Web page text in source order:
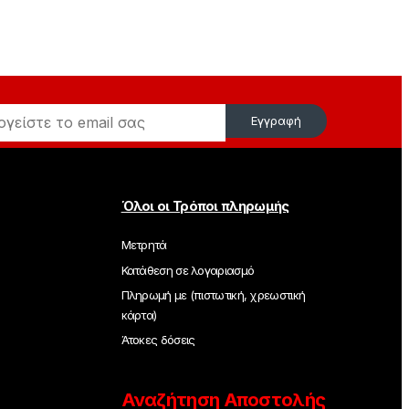
Εγγραφή
Όλοι οι Τρόποι πληρωμής
Μετρητά
Κατάθεση σε λογαριασμό
Πληρωμή με (πιστωτική, χρεωστική
κάρτα)
Άτοκες δόσεις
Αναζήτηση Αποστολής